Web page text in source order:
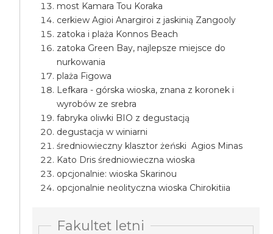
most Kamara Tou Koraka
cerkiew Agioi Anargiroi z jaskinią Zangooly
zatoka i plaża Konnos Beach
zatoka Green Bay, najlepsze miejsce do
nurkowania
plaża Figowa
Lefkara - górska wioska, znana z koronek i
wyrobów ze srebra
fabryka oliwki BIO z degustacją
degustacja w winiarni
średniowieczny klasztor żeński Agios Minas
Kato Dris średniowieczna wioska
opcjonalnie: wioska Skarinou
opcjonalnie neolityczna wioska Chirokitiia
Fakultet letni